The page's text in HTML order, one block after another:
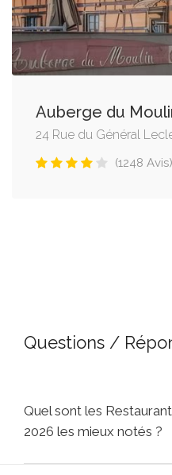
Auberge du
24 Rue du Général
(1248
Questions /
Quel sont les
2026 les mieux notés ?